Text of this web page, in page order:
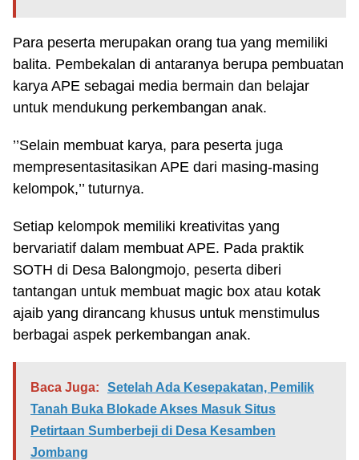
Para peserta merupakan orang tua yang memiliki
balita. Pembekalan di antaranya berupa pembuatan
karya APE sebagai media bermain dan belajar
untuk mendukung perkembangan anak.
’’Selain membuat karya, para peserta juga
mempresentasitasikan APE dari masing-masing
kelompok,’’ tuturnya.
Setiap kelompok memiliki kreativitas yang
bervariatif dalam membuat APE. Pada praktik
SOTH di Desa Balongmojo, peserta diberi
tantangan untuk membuat magic box atau kotak
ajaib yang dirancang khusus untuk menstimulus
berbagai aspek perkembangan anak.
Baca Juga:
Setelah Ada Kesepakatan, Pemilik
Tanah Buka Blokade Akses Masuk Situs
Petirtaan Sumberbeji di Desa Kesamben
Jombang